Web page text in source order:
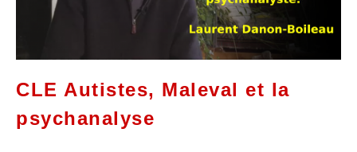
CLE Autistes, Maleval et la
psychanalyse